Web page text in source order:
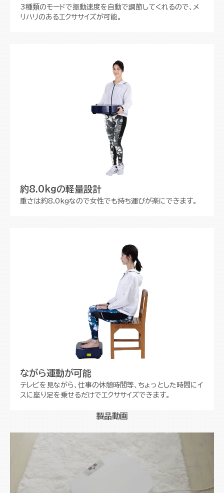
3種類のモードで振動速度を自動で調節してくれるので、メ
リハリのあるエクササイズが可能。
約8.0kgの軽量設計
重さは約8.0kgなので女性でも持ち運びが楽にできます。
ながら運動が可能
テレビを見ながら、仕事の休憩時間等、ちょっとした時間にイ
スに座り足を乗せるだけでエクササイズできます。
製品動画